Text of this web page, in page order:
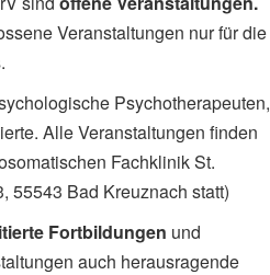
Veranstaltungen nur für die
Psychotherapeuten,
Alle Veranstaltungen finden
Fachklinik St.
55543 Bad Kreuznach statt)
Fortbildungen und
auch herausragende